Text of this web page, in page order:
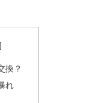
換？
れ